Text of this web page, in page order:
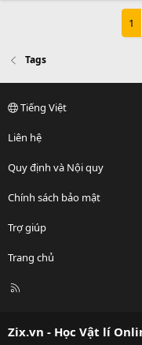
1
Tags
Tiếng Việt
Liên hệ
Quy định và Nội quy
Chính sách bảo mật
Trợ giúp
Trang chủ
R
Zix.vn - Học Vật lí